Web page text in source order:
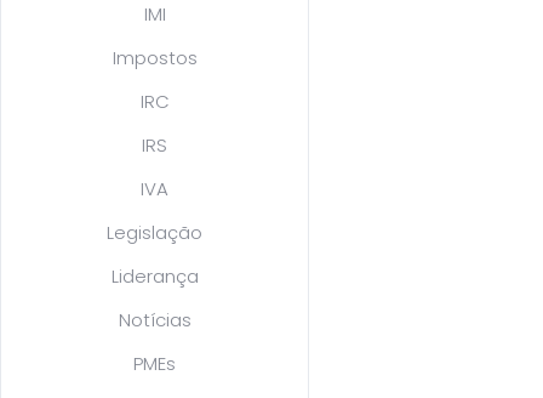
IMI
Impostos
IRC
IRS
IVA
Legislação
Liderança
Notícias
PMEs